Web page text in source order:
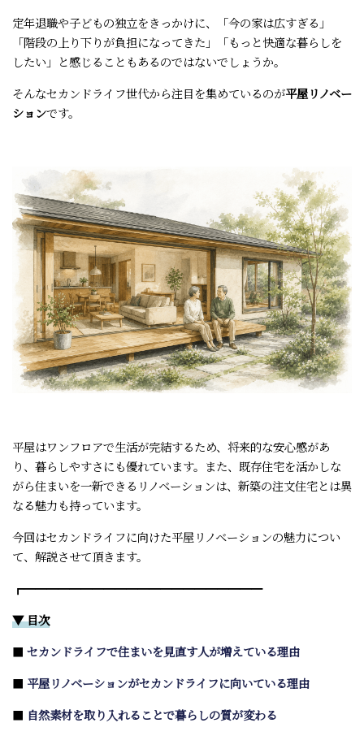
定年退職や子どもの独立をきっかけに、「今の家は広すぎる」
「階段の上り下りが負担になってきた」「もっと快適な暮らしを
したい」と感じることもあるのではないでしょうか。
そんなセカンドライフ世代から注目を集めているのが平屋リノベー
ションです。
平屋はワンフロアで生活が完結するため、将来的な安心感があ
り、暮らしやすさにも優れています。また、既存住宅を活かしな
がら住まいを一新できるリノベーションは、新築の注文住宅とは異
なる魅力も持っています。
今回はセカンドライフに向けた平屋リノベーションの魅力につい
て、解説させて頂きます。
┏━━━━━━━━━━━━━━━━━━━━━
▼ 目次
■ セカンドライフで住まいを見直す人が増えている理由
■ 平屋リノベーションがセカンドライフに向いている理由
■ 自然素材を取り入れることで暮らしの質が変わる